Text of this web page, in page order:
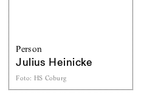
Person
Julius Heinicke
Foto: HS Coburg